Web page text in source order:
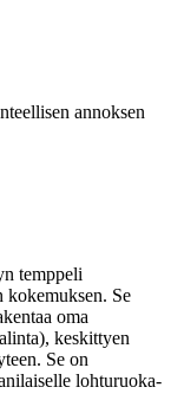
annoksen
temppeli
kokemuksen. Se
oma
keskittyen
Se on
lohturuoka-